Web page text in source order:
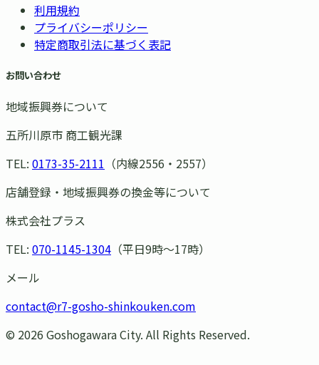
利用規約
プライバシーポリシー
特定商取引法に基づく表記
お問い合わせ
地域振興券について
五所川原市 商工観光課
TEL: 0173-35-2111 （内線2556・2557）
店舗登録・地域振興券の換金等について
株式会社プラス
TEL: 070-1145-1304 （平日9時〜17時）
メール
contact@r7-gosho-shinkouken.com
© 2026 Goshogawara City. All Rights Reserved.